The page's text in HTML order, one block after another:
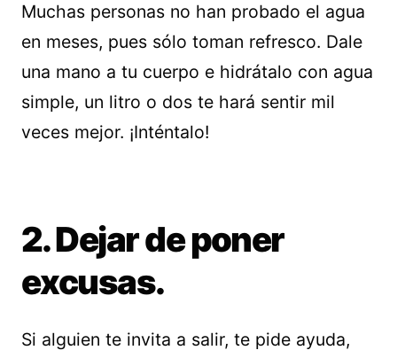
Muchas personas no han probado el agua
en meses, pues sólo toman refresco. Dale
una mano a tu cuerpo e hidrátalo con agua
simple, un litro o dos te hará sentir mil
veces mejor. ¡Inténtalo!
2. Dejar de poner
excusas.
Si alguien te invita a salir, te pide ayuda,